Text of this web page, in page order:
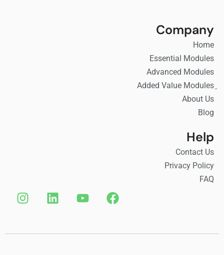
Company
Home
Essential Modules
Advanced Modules
About Us
Blog
Contact Us
Privacy Policy
FAQ
F
a
Y
o
L
i
I
n
Help